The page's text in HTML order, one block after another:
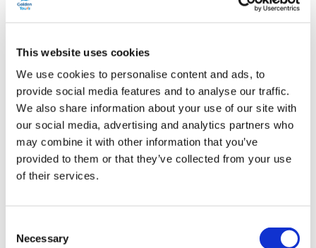
This website uses cookies
We use cookies to personalise content and ads, to
provide social media features and to analyse our traffic.
We also share information about your use of our site with
our social media, advertising and analytics partners who
may combine it with other information that you’ve
provided to them or that they’ve collected from your use
of their services.
Selection
Necessary
Visita al estadio Emirates del
Arsenal
Recorrido por el Emirates Stadium.
Explora los vestuarios de los jugadores.
Camina por el túnel de jugadores.
Desde